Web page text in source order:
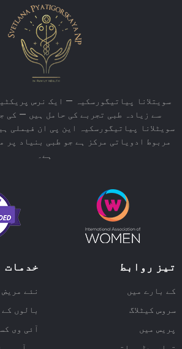
سویتلانا پیاتیگورسکیہ — ایک نرس
سے زیادہ طبی تجربے کی حامل ہیں — کی
سویٹلانا پیاتیگورسکیہ این پی ان فیملی
مربوط ادویاتی مرکز ہے جو طبی بنیاد پر
ہے۔
تیز روابط
کے بارے میں
سروس کیٹلاگ
پریس میں
خدمات
نئے
بالوں کے
آئی وی